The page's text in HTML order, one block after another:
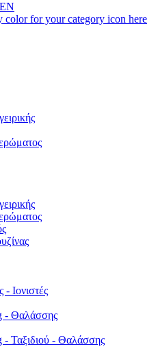
color for your category icon here
Ιονιστές
- Θαλάσσης
- Ταξιδιού - Θαλάσσης